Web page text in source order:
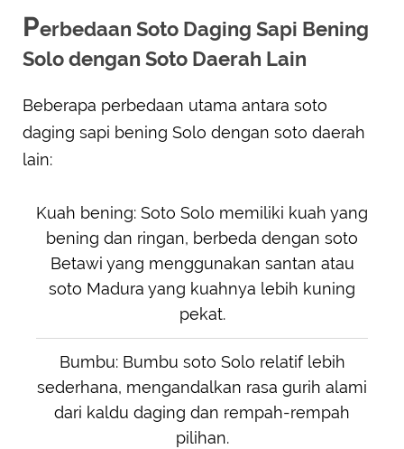
Perbedaan Soto Daging Sapi Bening
Solo dengan Soto Daerah Lain
Beberapa perbedaan utama antara soto
daging sapi bening Solo dengan soto daerah
lain:
Kuah bening: Soto Solo memiliki kuah yang
bening dan ringan, berbeda dengan soto
Betawi yang menggunakan santan atau
soto Madura yang kuahnya lebih kuning
pekat.
Bumbu: Bumbu soto Solo relatif lebih
sederhana, mengandalkan rasa gurih alami
dari kaldu daging dan rempah-rempah
pilihan.